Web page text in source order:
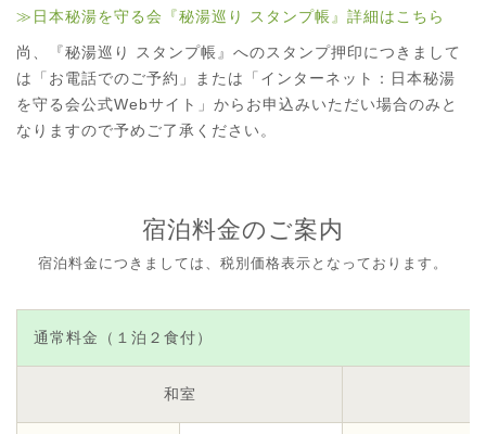
≫日本秘湯を守る会『秘湯巡り スタンプ帳』詳細はこちら
尚、『秘湯巡り スタンプ帳』へのスタンプ押印につきまして
は「お電話でのご予約」または「インターネット：日本秘湯
を守る会公式Webサイト」からお申込みいただい場合のみと
なりますので予めご了承ください。
宿泊料金のご案内
宿泊料金につきましては、税別価格表示となっております。
通常料金（１泊２食付）
和室